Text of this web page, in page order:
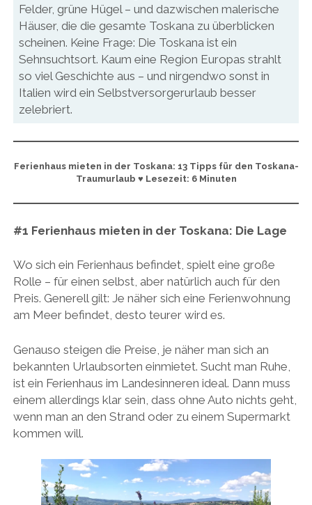
Felder, grüne Hügel – und dazwischen malerische
Häuser, die die gesamte Toskana zu überblicken
scheinen. Keine Frage: Die Toskana ist ein
Sehnsuchtsort. Kaum eine Region Europas strahlt
so viel Geschichte aus – und nirgendwo sonst in
Italien wird ein Selbstversorgerurlaub besser
zelebriert.
Ferienhaus mieten in der Toskana: 13 Tipps für den Toskana-
Traumurlaub ♥ Lesezeit: 6 Minuten
#1 Ferienhaus mieten in der Toskana: Die Lage
Wo sich ein Ferienhaus befindet, spielt eine große
Rolle – für einen selbst, aber natürlich auch für den
Preis. Generell gilt: Je näher sich eine Ferienwohnung
am Meer befindet, desto teurer wird es.
Genauso steigen die Preise, je näher man sich an
bekannten Urlaubsorten einmietet. Sucht man Ruhe,
ist ein Ferienhaus im Landesinneren ideal. Dann muss
einem allerdings klar sein, dass ohne Auto nichts geht,
wenn man an den Strand oder zu einem Supermarkt
kommen will.